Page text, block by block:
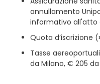
annullamento
informativo all'atto
Quota d’iscrizione
Tasse
da Milano, € 205